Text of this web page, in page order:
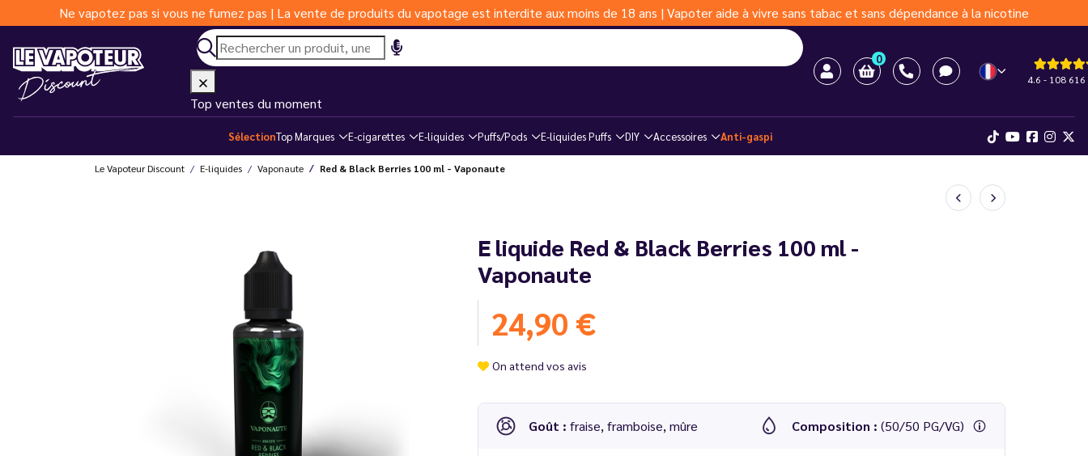
Ne vapotez pas si vous ne fumez pas | La vente de produits du vapotage est interdite aux moins de 18 ans | Vapoter aide à vivre sans tabac et sans dépendance à la nicotine
0
4.6 - 108 616
Top ventes du moment
SélectionTop Marques E-cigarettes E-liquides Puffs/Pods E-liquides Puffs DIY Accessoires Anti-gaspi
Le Vapoteur Discount E-liquides Vaponaute Red & Black Berries 100 ml - Vaponaute
E liquide Red & Black Berries 100 ml -
Vaponaute
24,90 €
On attend vos avis
Goût : fraise, framboise, mûre Composition : (50/50 PG/VG)